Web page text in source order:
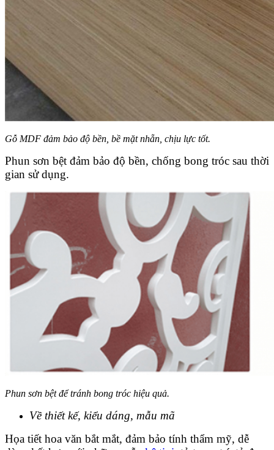
Gỗ MDF đảm bảo độ bền, bề mặt nhẵn, chịu lực tốt.
Phun sơn bệt đảm bảo độ bền, chống bong tróc sau thời
gian sử dụng.
Phun sơn bệt để tránh bong tróc hiệu quả.
Về thiết kế, kiểu dáng, mẫu mã
Họa tiết hoa văn bắt mắt, đảm bảo tính thẩm mỹ, dễ